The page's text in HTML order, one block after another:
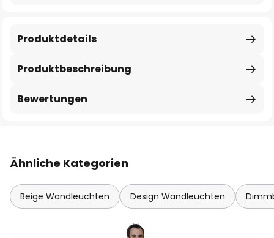
Produktbeschreibung
Produktdetails
Bewertungen
Ähnliche Kategorien
Beige Wandleuchten Design Wandleuchten